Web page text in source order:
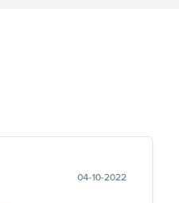
04-10-2022